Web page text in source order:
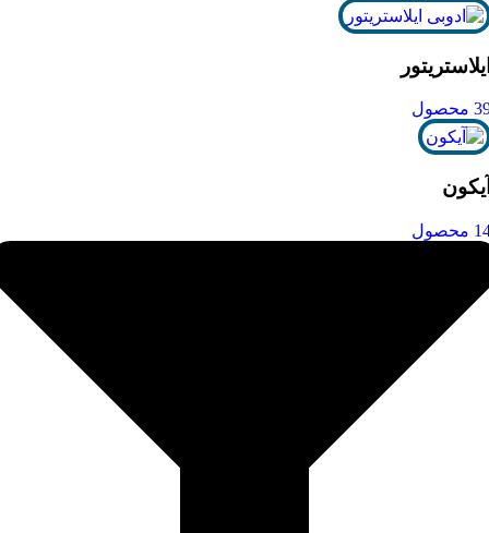
محصول
محصول